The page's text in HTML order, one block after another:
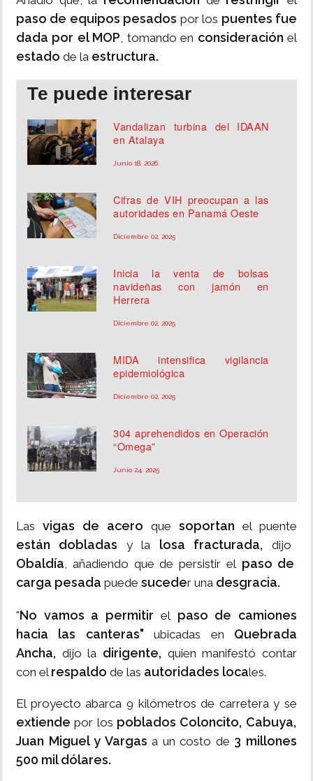
paso de equipos pesados por los puentes fue
dada por el MOP, tomando en consideración el
estado de la estructura.
Te puede interesar
Vandalizan turbina del IDAAN
en Atalaya
Junio 18, 2026
Cifras de VIH preocupan a las
autoridades en Panamá Oeste
Diciembre 02, 2025
Inicia la venta de bolsas
navideñas con jamón en
Herrera
Diciembre 02, 2025
MIDA intensifica vigilancia
epidemiológica
Diciembre 02, 2025
304 aprehendidos en Operación
“Omega”
Junio 24, 2025
Las vigas de acero que soportan el puente
están dobladas y la losa fracturada, dijo
Obaldía, añadiendo que de persistir el paso de
carga pesada puede suceder una desgracia.
"No vamos a permitir el paso de camiones
hacia las canteras" ubicadas en Quebrada
Ancha, dijo la dirigente, quien manifestó contar
con el respaldo de las autoridades locales.
El proyecto abarca 9 kilómetros de carretera y se
extiende por los poblados Coloncito, Cabuya,
Juan Miguel y Vargas a un costo de 3 millones
500 mil dólares.